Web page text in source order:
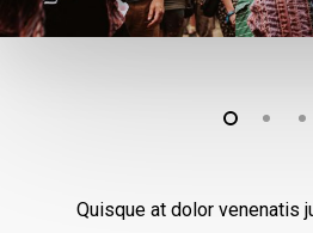
Quisque at dolor venenatis